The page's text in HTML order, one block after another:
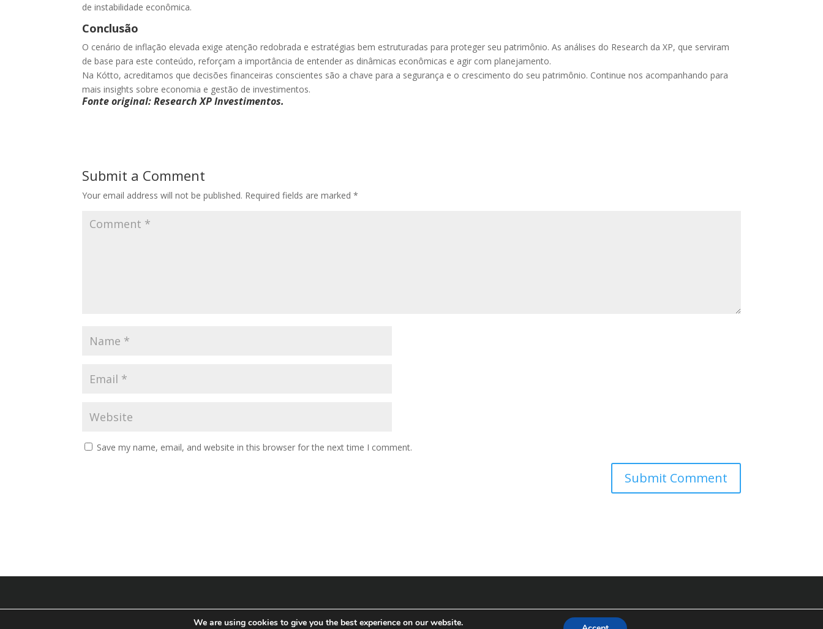
de instabilidade econômica.
Conclusão
O cenário de inflação elevada exige atenção redobrada e estratégias bem estruturadas para proteger seu patrimônio. As análises do Research da XP, que serviram
de base para este conteúdo, reforçam a importância de entender as dinâmicas econômicas e agir com planejamento.
Na Kótto, acreditamos que decisões financeiras conscientes são a chave para a segurança e o crescimento do seu patrimônio. Continue nos acompanhando para
mais insights sobre economia e gestão de investimentos.
Fonte original: Research XP Investimentos.
Submit a Comment
Your email address will not be published. Required fields are marked*
Save my name, email, and website in this browser for the next time I comment.
We are using cookies to give you the best experience on our website.